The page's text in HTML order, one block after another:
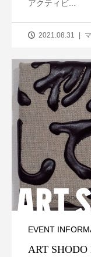
アクティビ...
2021.08.31
EVENT
ART